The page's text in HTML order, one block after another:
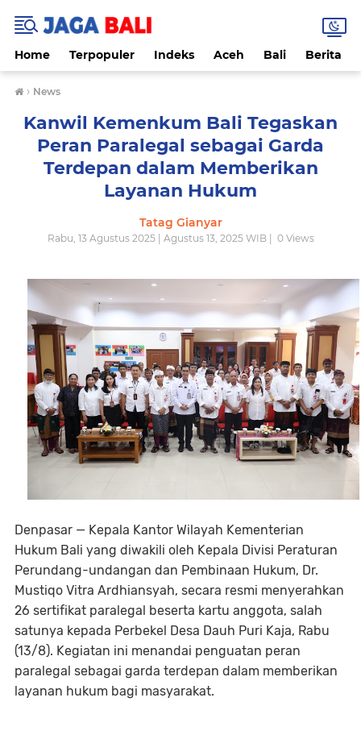
Home Terpopuler Indeks Aceh Bali Berita
› News
Kanwil Kemenkum Bali Tegaskan
Peran Paralegal sebagai Garda
Terdepan dalam Memberikan
Layanan Hukum
Tatag Gianyar
Rabu, 13 Agustus 2025 | Agustus 13, 2025 WIB | 0Views
Denpasar — Kepala Kantor Wilayah Kementerian
Hukum Bali yang diwakili oleh Kepala Divisi Peraturan
Perundang-undangan dan Pembinaan Hukum, Dr.
Mustiqo Vitra Ardhiansyah, secara resmi menyerahkan
26 sertifikat paralegal beserta kartu anggota, salah
satunya kepada Perbekel Desa Dauh Puri Kaja, Rabu
(13/8). Kegiatan ini menandai penguatan peran
paralegal sebagai garda terdepan dalam memberikan
layanan hukum bagi masyarakat.